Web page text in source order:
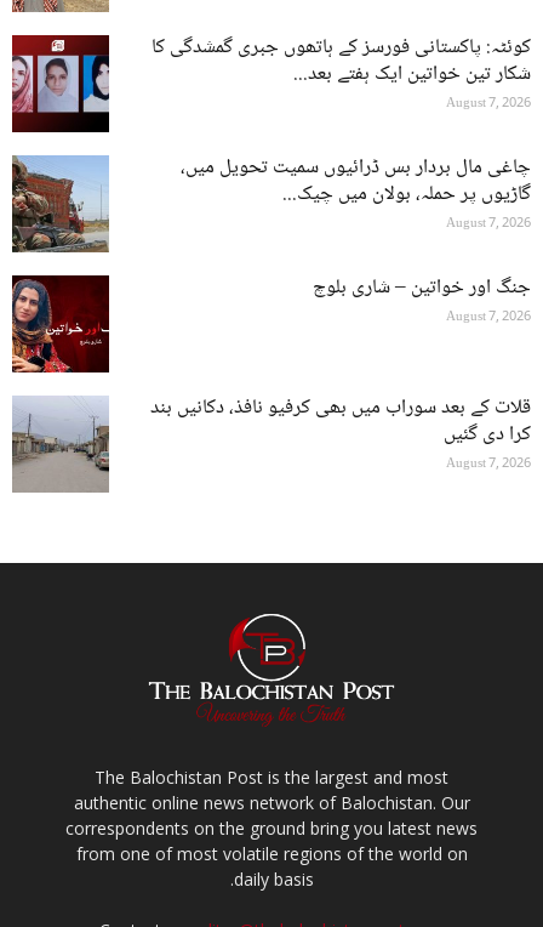
کوئٹہ: پاکستانی فورسز کے ہاتھوں جبری گمشدگی کا
شکار تین خواتین ایک ہفتے بعد...
August 7, 2026
چاغی مال بردار بس ڈرائیوں سمیت تحویل میں،
گاڑیوں پر حملہ، بولان میں چیک...
August 7, 2026
جنگ اور خواتین – شاری بلوچ
August 7, 2026
قلات کے بعد سوراب میں بھی کرفیو نافذ، دکانیں بند
کرا دی گئیں
August 7, 2026
The Balochistan Post is the largest and most
authentic online news network of Balochistan. Our
correspondents on the ground bring you latest news
from one of most volatile regions of the world on
daily basis.